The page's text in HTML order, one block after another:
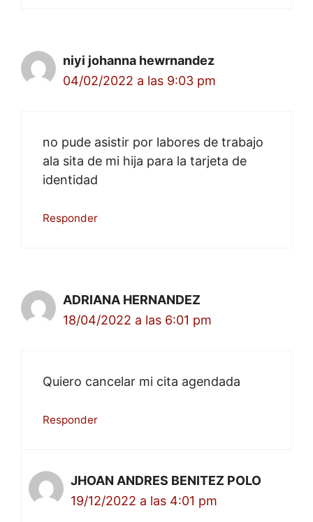
niyi johanna hewrnandez
04/02/2022 a las 9:03 pm
no pude asistir por labores de trabajo
ala sita de mi hija para la tarjeta de
identidad
Responder
ADRIANA HERNANDEZ
18/04/2022 a las 6:01 pm
Quiero cancelar mi cita agendada
Responder
JHOAN ANDRES BENITEZ POLO
19/12/2022 a las 4:01 pm